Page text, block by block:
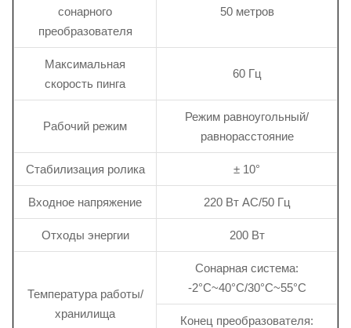
сонарного
преобразователя
50 метров
Максимальная
скорость пинга
60 Гц
Рабочий режим
Режим равноугольный/
равнорасстояние
Стабилизация ролика ± 10°
Входное напряжение 220 Вт AC/50 Гц
Отходы энергии 200 Вт
Температура работы/
хранилища
Сонарная система:
-2°C~40°C/30°C~55°C
Конец преобразователя: